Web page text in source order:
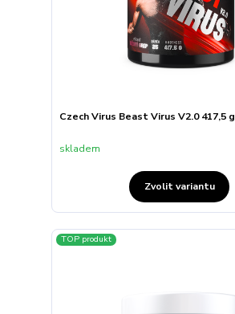
Czech Virus Beast Virus V2.0 417,5 g
skladem
Zvolit variantu
TOP produkt